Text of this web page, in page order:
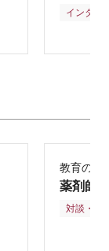
インタビ
教育の再
薬剤師
対談・座